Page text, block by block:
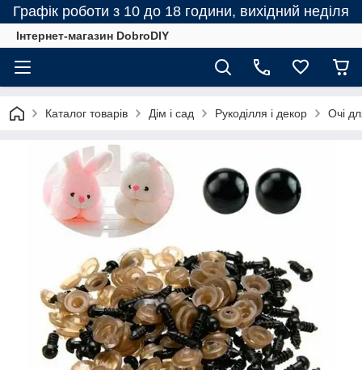
Графік роботи з 10 до 18 години, вихідний неділя
Інтернет-магазин DobroDIY
Каталог товарів Дім і сад Рукоділля і декор Очі